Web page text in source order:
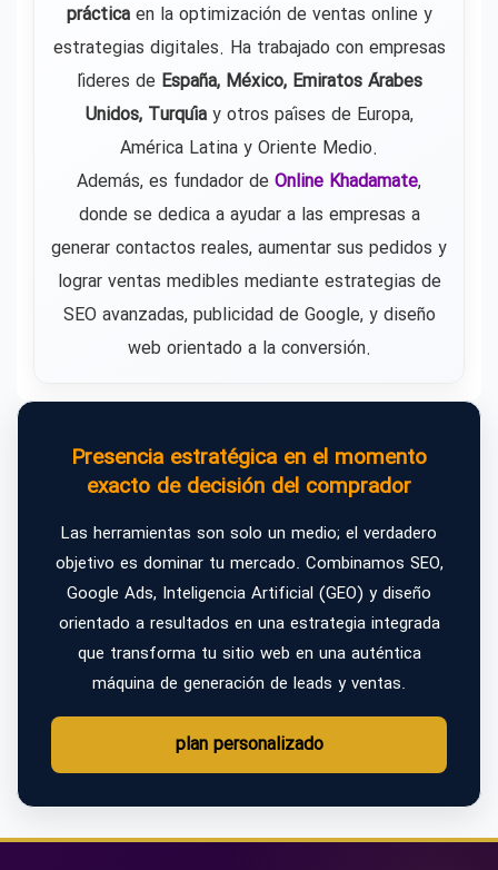
prácticaen la optimización de ventas online y
estrategias digitales. Ha trabajado con empresas
líderes de España, México, Emiratos Árabes
Unidos, Turquíay otros países de Europa,
América Latina y Oriente Medio.
Además, es fundador de Online Khadamate,
donde se dedica a ayudar a las empresas a
generar contactos reales, aumentar sus pedidos y
lograr ventas medibles mediante estrategias de
SEO avanzadas, publicidad de Google, y diseño
web orientado a la conversión.
Presencia estratégica en el momento
exacto de decisión del comprador
Las herramientas son solo un medio; el verdadero
objetivo es dominar tu mercado. Combinamos SEO,
Google Ads, Inteligencia Artificial (GEO) y diseño
orientado a resultados en una estrategia integrada
que transforma tu sitio web en una auténtica
máquina de generación de leads y ventas.
plan personalizado